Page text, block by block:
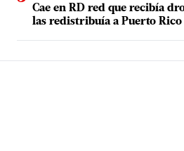
Cae en RD red que recibía
las redistribuía a Puerto Rico